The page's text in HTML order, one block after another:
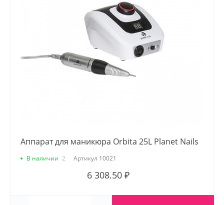
Аппарат для маникюра Orbita 25L Planet Nails
В наличии 2 Артикул 10021
6 308.50 ₽